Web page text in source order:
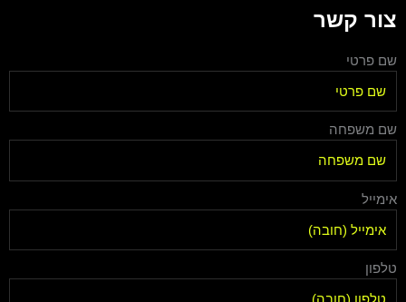
צור קשר
שם פרטי
שם משפחה
אימייל
טלפון